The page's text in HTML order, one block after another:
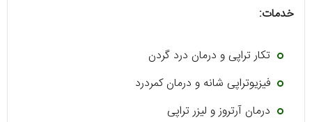
خدمات:
تکار تراپی و درمان درد گردن
فیزیوتراپی شانه و درمان کمردرد
درمان آرتروز و لیزر تراپی